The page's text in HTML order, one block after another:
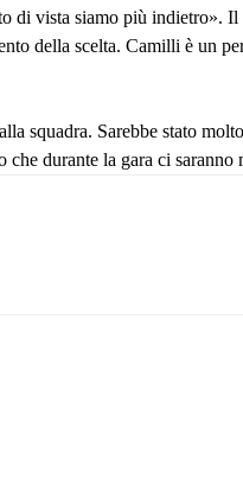
di vista siamo più indietro».
della scelta. Camilli è un
squadra. Sarebbe stato
durante la gara ci